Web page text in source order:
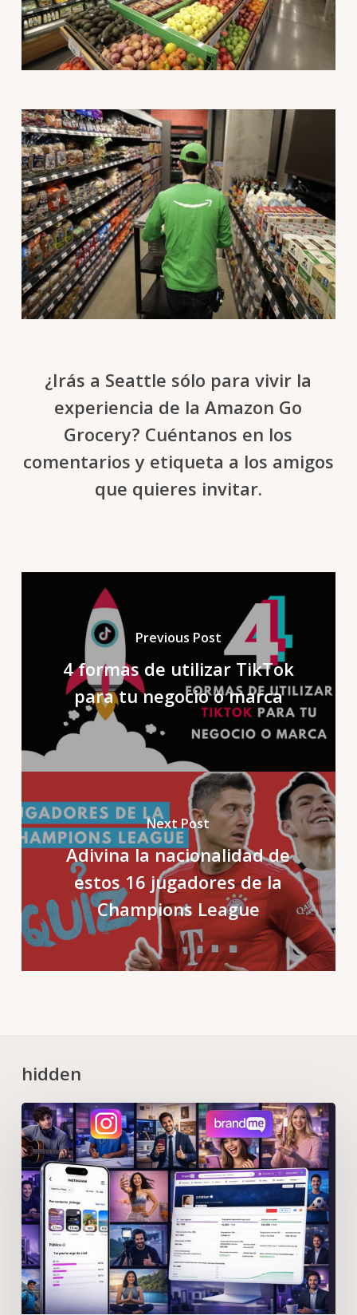
¿Irás a Seattle sólo para vivir la
experiencia de la Amazon Go
Grocery? Cuéntanos en los
comentarios y etiqueta a los amigos
que quieres invitar.
Previous Post
4 formas de utilizar TikTok
para tu negocio o marca
Next Post
Adivina la nacionalidad de
estos 16 jugadores de la
Champions League
hidden